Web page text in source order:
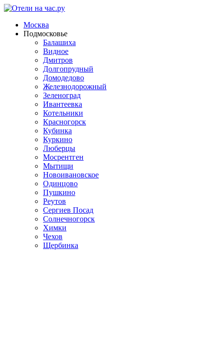
Москва
Подмосковье
Балашиха
Видное
Дмитров
Долгопрудный
Домодедово
Железнодорожный
Зеленоград
Ивантеевка
Котельники
Красногорск
Кубинка
Куркино
Люберцы
Мосрентген
Мытищи
Новоивановское
Одинцово
Пушкино
Реутов
Сергиев Посад
Солнечногорск
Химки
Чехов
Щербинка